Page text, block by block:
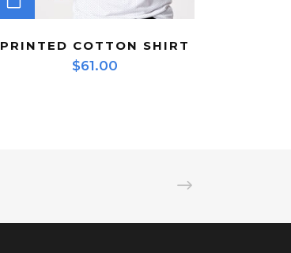
PRINTED COTTON SHIRT
$61.00